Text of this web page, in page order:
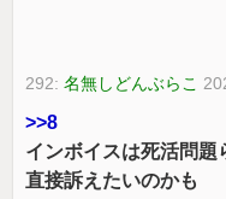
292:名無しどんぶらこ
>>8
インボイスは死活問題
直接訴えたいのかも